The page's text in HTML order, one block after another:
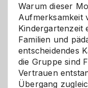
Warum dieser
Aufmerksamkeit
Kindergartenzeit
Familien und
entscheidendes
die Gruppe sind
Vertrauen
Übergang